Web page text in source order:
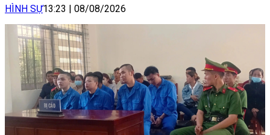
HÌNH SỰ13:23 | 08/08/2026